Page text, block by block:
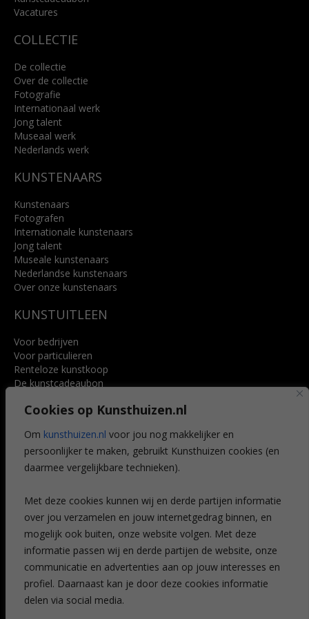
Cookies op Kunsthuizen.nl
Om kunsthuizen.nl voor jou nog makkelijker en
persoonlijker te maken, gebruikt Kunsthuizen cookies (en
daarmee vergelijkbare technieken).
Met deze cookies kunnen wij en derde partijen informatie
over jou verzamelen en jouw internetgedrag binnen, en
mogelijk ook buiten, onze website volgen. Met deze
informatie passen wij en derde partijen de website, onze
communicatie en advertenties aan op jouw interesses en
profiel. Daarnaast kan je door deze cookies informatie
delen via social media.
Lees meer
Vacatures
COLLECTIE
De collectie
Over de collectie
Fotografie
Internationaal werk
Jong talent
Museaal werk
Nederlands werk
KUNSTENAARS
Kunstenaars
Fotografen
Internationale kunstenaars
Jong talent
Museale kunstenaars
Nederlandse kunstenaars
Over onze kunstenaars
KUNSTUITLEEN
Voor bedrijven
Voor particulieren
Renteloze kunstkoop
De kunstcadeaubon
Voordelen
Veelgestelde vragen
CONTACT
Leiden
Amsterdam
Breda
Favorieten
Mijn art alert
NIEUWSBRIEF